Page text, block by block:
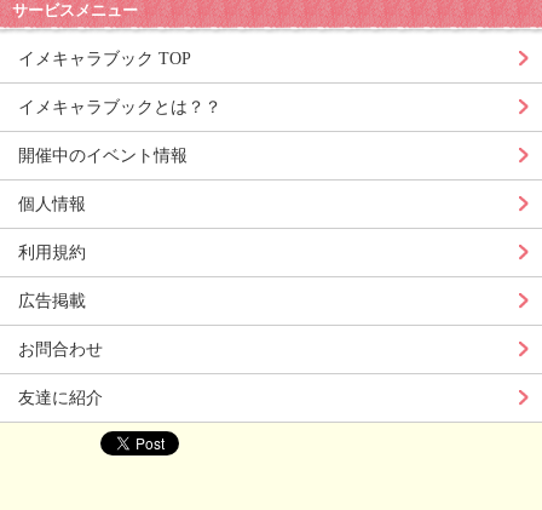
サービスメニュー
イメキャラブック TOP
イメキャラブックとは？？
開催中のイベント情報
個人情報
利用規約
広告掲載
お問合わせ
友達に紹介